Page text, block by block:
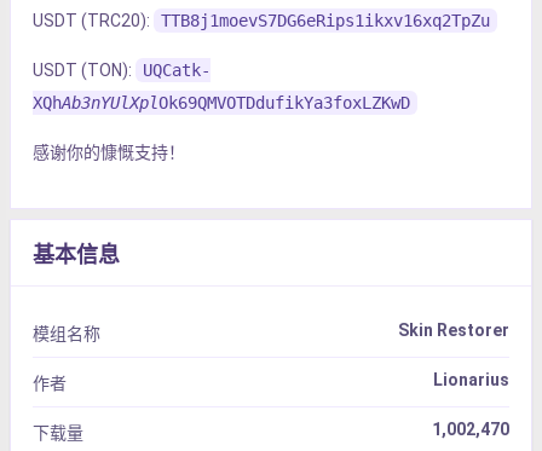
USDT (TRC20): TTB8j1moevS7DG6eRips1ikxv16xq2TpZu
USDT (TON):
UQCatk-
XQhAb3nYUlXplOk69QMVOTDdufikYa3foxLZKwD
感谢你的慷慨支持！
基本信息
模组名称 Skin Restorer
作者 Lionarius
下载量 1,002,470